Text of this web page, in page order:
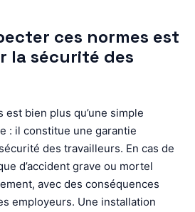
ces normes est
la sécurité des
bien plus qu’une simple
: il constitue une garantie
des travailleurs. En cas de
d’accident grave ou mortel
avec des conséquences
employeurs. Une installation